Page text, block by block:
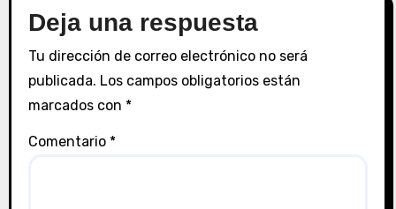
n
t
r
Deja una respuesta
Tu dirección de correo electrónico no será
publicada. Los campos obligatorios están
marcados con *
Comentario *